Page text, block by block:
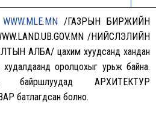
WWW.MLE.MN
/ГАЗРЫН БИРЖИЙН
/НИЙСЛЭЛИЙН
АЛБА/ цахим хуудсанд хандан
оролцохыг урьж байна.
байршлуудад АРХИТЕКТУР
батлагдсан болно.